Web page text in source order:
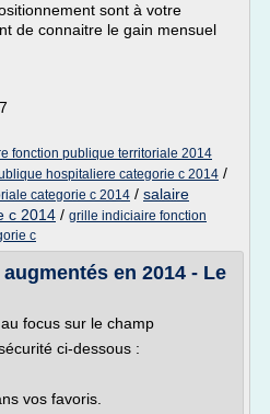
sont à votre
de connaitre le gain mensuel
fonction publique territoriale 2014
hospitaliere categorie c 2014 /
categorie c 2014 / salaire
c 2014 / grille indiciaire fonction
c
en 2014 - Le
focus sur le champ
ci-dessous :
vos favoris.